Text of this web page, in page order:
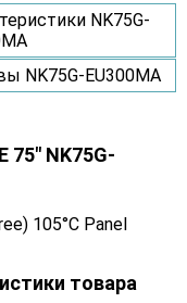
NK75G-
NK75G-EU300MA
75" NK75G-
105°C Panel
товара